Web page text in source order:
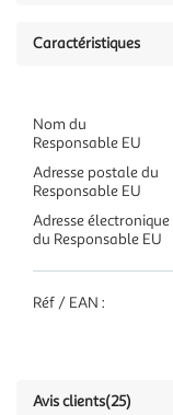
Caractéristiques
Nom du
Responsable EU
Adresse postale du
Responsable EU
Adresse électronique
du Responsable EU
Réf / EAN :
Avis clients(25)